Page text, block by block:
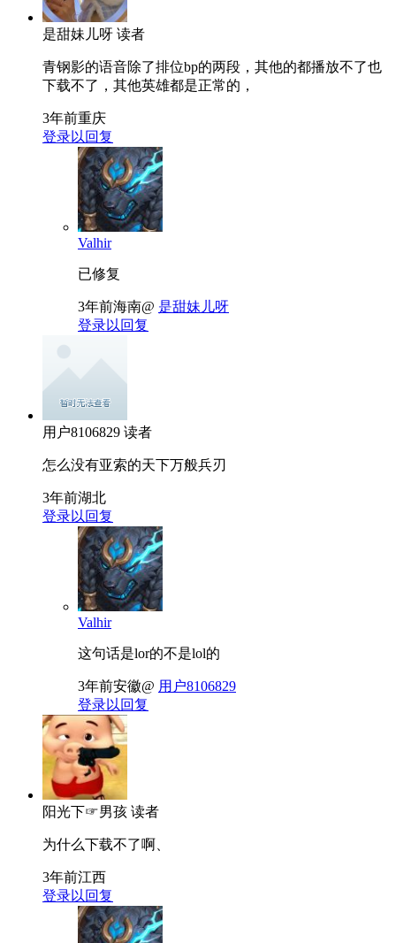
是甜妹儿呀 读者
青钢影的语音除了排位bp的两段，其他的都播放不了也
下载不了，其他英雄都是正常的，
3年前重庆
登录以回复
Valhir
已修复
3年前海南@ 是甜妹儿呀
登录以回复
用户8106829 读者
怎么没有亚索的天下万般兵刃
3年前湖北
登录以回复
Valhir
这句话是lor的不是lol的
3年前安徽@ 用户8106829
登录以回复
阳光下☞男孩 读者
为什么下载不了啊、
3年前江西
登录以回复